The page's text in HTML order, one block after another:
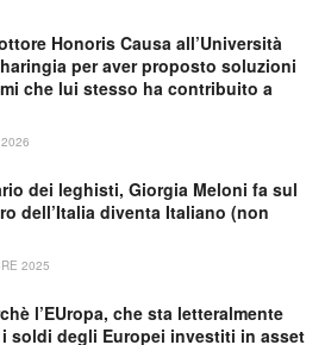
Honoris Causa all’Università
per aver proposto soluzioni
che lui stesso ha contribuito a
dei leghisti, Giorgia Meloni fa sul
dell’Italia diventa Italiano (non
2025
l’EUropa, che sta letteralmente
soldi degli Europei investiti in asset